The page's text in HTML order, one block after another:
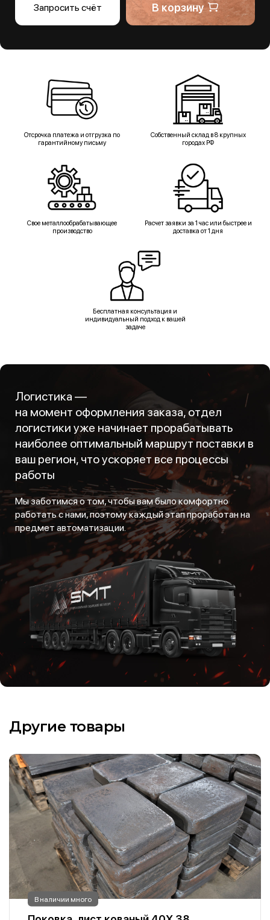
Запросить счёт В корзину
Отсрочка платежа и отгрузка по
гарантийному письму
Собственный склад в 8 крупных
городах РФ
Свое металлообрабатывающее
производство
Расчет заявки за 1 час или быстрее и
доставка от 1 дня
Бесплатная консультация и
индивидуальный подход к вашей
задаче
Логистика —
на момент оформления заказа, отдел
логистики уже начинает прорабатывать
наиболее оптимальный маршрут поставки в
ваш регион, что ускоряет все процессы
работы
Мы заботимся о том, чтобы вам было комфортно
работать с нами, поэтому каждый этап проработан на
предмет автоматизации.
Другие товары
В наличии много